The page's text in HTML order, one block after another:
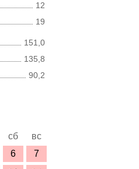
12
19
151,0
135,8
90,2
сб
вс
6
7